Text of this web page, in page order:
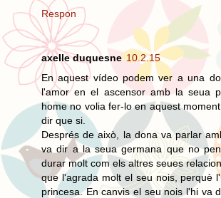
Respon
axelle duquesne 10.2.15
En aquest vídeo podem ver a una
l'amor en el ascensor amb la seua
home no volia fer-lo en aquest
dir que si.
Després de això, la dona va parlar
va dir a la seua germana que no
durar molt com els altres seues
que l'agrada molt el seu nois, perquè
princesa. En canvis el seu nois l'hi va